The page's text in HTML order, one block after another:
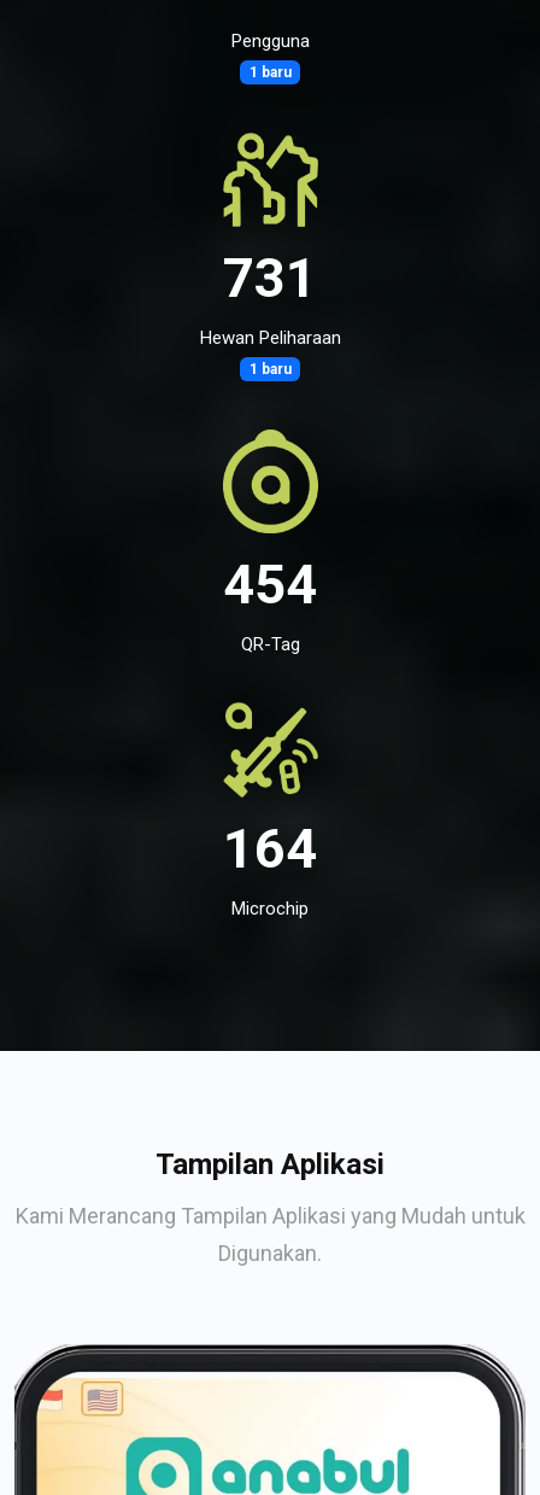
Pengguna
1 baru
731
Hewan Peliharaan
1 baru
454
QR-Tag
164
Microchip
Tampilan Aplikasi
Kami Merancang Tampilan Aplikasi yang Mudah untuk
Digunakan.